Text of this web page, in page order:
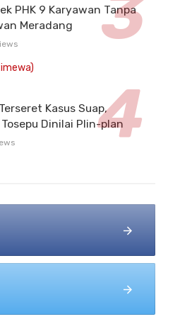
PHK 9 Karyawan Tanpa
Meradang
Kasus Suap,
Dinilai Plin-plan